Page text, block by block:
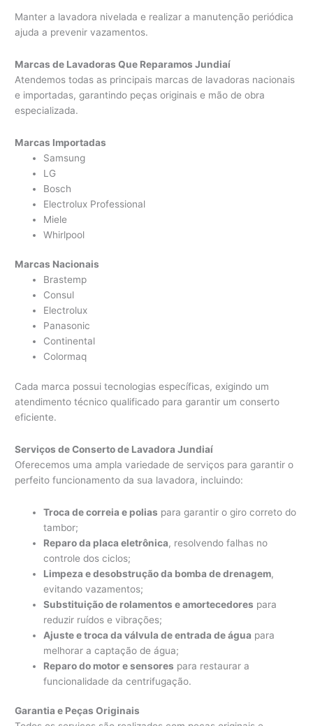
Manter a lavadora nivelada e realizar a manutenção periódica
ajuda a prevenir vazamentos.
Marcas de Lavadoras Que Reparamos Jundiaí
Atendemos todas as principais marcas de lavadoras nacionais
e importadas, garantindo peças originais e mão de obra
especializada.
Marcas Importadas
Samsung
LG
Bosch
Electrolux Professional
Miele
Whirlpool
Marcas Nacionais
Brastemp
Consul
Electrolux
Panasonic
Continental
Colormaq
Cada marca possui tecnologias específicas, exigindo um
atendimento técnico qualificado para garantir um conserto
eficiente.
Serviços de Conserto de Lavadora Jundiaí
Oferecemos uma ampla variedade de serviços para garantir o
perfeito funcionamento da sua lavadora, incluindo:
Troca de correia e polias para garantir o giro correto do
tambor;
Reparo da placa eletrônica, resolvendo falhas no
controle dos ciclos;
Limpeza e desobstrução da bomba de drenagem,
evitando vazamentos;
Substituição de rolamentos e amortecedores para
reduzir ruídos e vibrações;
Ajuste e troca da válvula de entrada de água para
melhorar a captação de água;
Reparo do motor e sensores para restaurar a
funcionalidade da centrifugação.
Garantia e Peças Originais